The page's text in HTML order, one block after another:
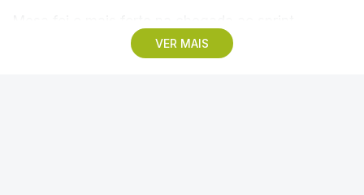
VER MAIS
superando o espanhol Daniel Cavia (Burgos-